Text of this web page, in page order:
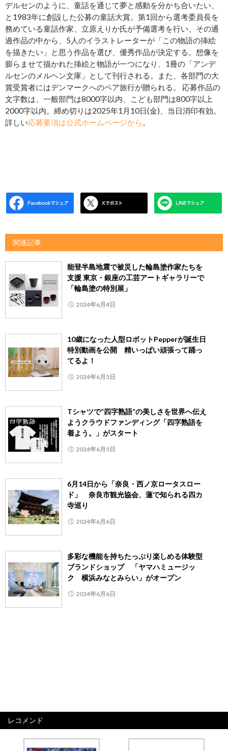
デルセンのように、童話を通じて夢と感動を分かち合いたい、
と1983年に創設した公募の童話大賞。第1回から選考委員長を
務めている童話作家、立原えりか氏が予備選考を行い、その通
過作品の中から、5人のイラストレーターが「この物語の挿絵
を描きたい」と思う作品を選び、優秀作品が決定する。想像を
膨らませて描かれた挿絵と物語が一つになり、1冊の「アンデ
ルセンのメルヘン文庫」として刊行される。また、各部門の大
賞受賞者にはデンマークへのペア旅行が贈られる。 応募作品の
文字数は、一般部門は8000字以内、こども部門は800字以上
2000字以内。締め切りは2025年1月10日(金)、当日消印有効。
詳しい応募要項は公式ホームページから 。
関連記事
能登半島地震で被災した輪島塗作家たちを
支援 東京・銀座の工芸アートギャラリーで
「輪島塗の特別展」
2024年6月4日
10歳になった人型ロボットPepperが誕生日
特別動画を公開 精いっぱい頑張って踊っ
てるよ！
2024年6月5日
Tシャツで“四字熟語”の美しさを世界へ伝え
ようクラウドファンディング「四字熟語を
着よう。」がスタート
2024年6月5日
6月14日から「奈良・西ノ京ロータスロー
ド」 奈良市観光協会、蓮で知られる四カ
寺巡り
2024年6月6日
多彩な機能を持ちたっぷり楽しめる体験型
ブランドショップ 「ヤマハミュージッ
ク 横浜みなとみらい」がオープン
2024年6月6日
レコメンド